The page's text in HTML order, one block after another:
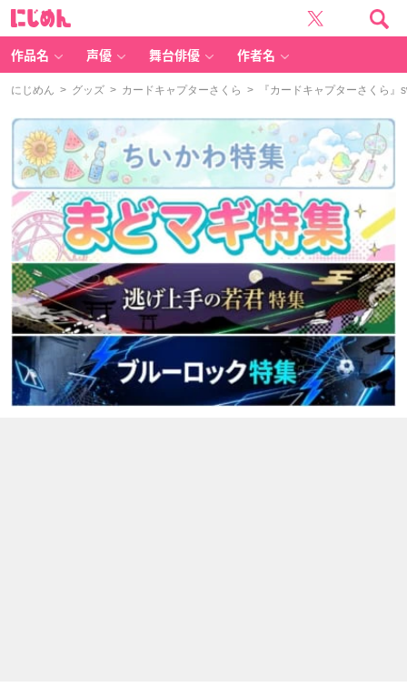
作品名 声優 舞台俳優 作者名
にじめん > グッズ > カードキャプターさくら > 『カードキャプターさくら』